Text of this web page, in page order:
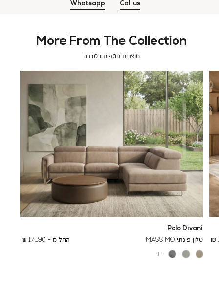
Call us
Whatsapp
More From The Collection
מוצרים נוספים בסדרה
Polo Divani
סלון פינתי MASSIMO
החל מ - 17,190 ₪ To
26,000 ₪